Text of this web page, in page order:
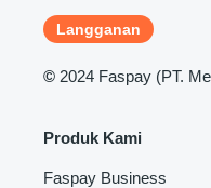
© 2024 Faspay (PT.
Produk Kami
Faspay Business